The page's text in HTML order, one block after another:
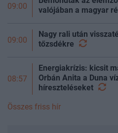
09:00
valójában a magyar
09:00
Nagy rali után
tőzsdékre
08:57
Energiakrízis: kicsit
Orbán Anita a Duna
híreszteléseket
Összes friss hír